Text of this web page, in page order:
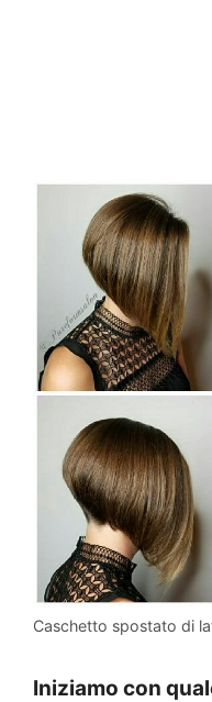
Caschetto spostato di
Iniziamo con